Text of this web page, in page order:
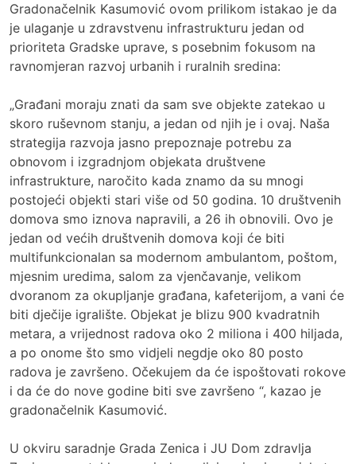
Gradonačelnik Kasumović ovom prilikom istakao je da
je ulaganje u zdravstvenu infrastrukturu jedan od
prioriteta Gradske uprave, s posebnim fokusom na
ravnomjeran razvoj urbanih i ruralnih sredina:
„Građani moraju znati da sam sve objekte zatekao u
skoro ruševnom stanju, a jedan od njih je i ovaj. Naša
strategija razvoja jasno prepoznaje potrebu za
obnovom i izgradnjom objekata društvene
infrastrukture, naročito kada znamo da su mnogi
postojeći objekti stari više od 50 godina. 10 društvenih
domova smo iznova napravili, a 26 ih obnovili. Ovo je
jedan od većih društvenih domova koji će biti
multifunkcionalan sa modernom ambulantom, poštom,
mjesnim uredima, salom za vjenčavanje, velikom
dvoranom za okupljanje građana, kafeterijom, a vani će
biti dječije igralište. Objekat je blizu 900 kvadratnih
metara, a vrijednost radova oko 2 miliona i 400 hiljada,
a po onome što smo vidjeli negdje oko 80 posto
radova je završeno. Očekujem da će ispoštovati rokove
i da će do nove godine biti sve završeno “, kazao je
gradonačelnik Kasumović.
U okviru saradnje Grada Zenica i JU Dom zdravlja